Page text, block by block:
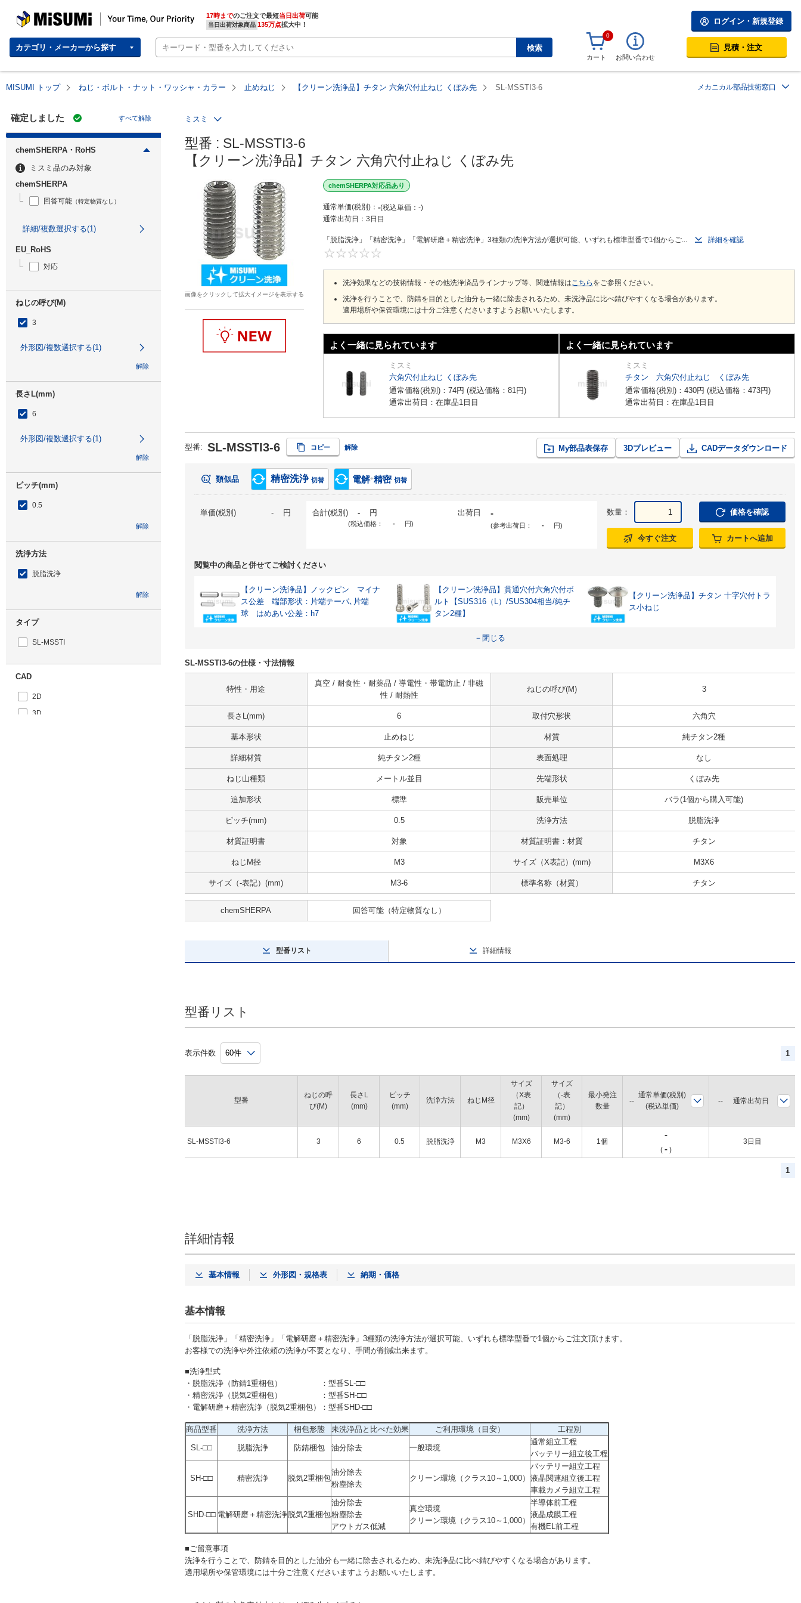
MISUMI | Your Time, Our Priority 17時までのご注文で最短当日出荷
当日出荷対象商品 135万点拡大中！
カテゴリ・メーカーから探す 検索
ログイン・新規登録
0
カート お問い合わせ
見積・注文
MISUMI トップ ねじ・ボルト・ナット・ワッシャ・カラー 止めねじ 【クリーン洗浄品】チタン 六角穴付止ねじ くぼみ先 SL-MSSTI3-6 メカニカル部品技術窓口
確定しました すべて解除
chemSHERPA・RoHS
ミスミ品のみ対象
chemSHERPA
回答可能 （特定物質なし）
詳細/複数選択する(1)
EU_RoHS
対応
ねじの呼び(M)
3
外形図/複数選択する(1)
解除
長さL(mm)
6
外形図/複数選択する(1)
解除
ピッチ(mm)
0.5
解除
洗浄方法
脱脂洗浄
解除
タイプ
SL-MSSTI
CAD
2D
3D
ミスミ
型番 : SL-MSSTI3-6
【クリーン洗浄品】チタン 六角穴付止ねじ くぼみ先
画像をクリックして拡大イメージを表示する
chemSHERPA対応品あり
通常単価(税別) - 税込単価
-
通常出荷日： 3日目
「脱脂洗浄」「精密洗浄」「電解研磨＋精密洗浄」3種類の洗浄方法が選択可能、いずれも標準型番で1個からご...
詳細を確認
洗浄効果などの技術情報・その他洗浄済品ラインナップ等、関連情報はこちら をご参照ください。
洗浄を行うことで、防錆を目的とした油分も一緒に除去されるため、未洗浄品に比べ錆びやすくなる場合があります。
適用場所や保管環境には十分ご注意くださいますようお願いいたします。
よく一緒に見られています
ミスミ
六角穴付止ねじ くぼみ先
通常価格(税別)： 74円 (税込価格： 81円)
通常出荷日：在庫品1日目
よく一緒に見られています
ミスミ
チタン 六角穴付止ねじ くぼみ先
通常価格(税別)： 430円 (税込価格： 473円)
通常出荷日：在庫品1日目
型番: SL-MSSTI3-6 コピー 解除 My部品表保存 3Dプレビュー CADデータダウンロード
類似品 精密洗浄 切替 電解+精密 切替
単価(税別) - 円 合計(税別) - 円
(税込価格： - 円)
出荷日 -
(参考出荷日： - 円)
数量： 価格を確認
今すぐ注文 カートへ追加
閲覧中の商品と併せてご検討ください
【クリーン洗浄品】ノックピン マイナ
ス公差 端部形状：片端テーパ､片端
球 はめあい公差：h7
【クリーン洗浄品】貫通穴付六角穴付ボ
ルト【SUS316（L）/SUS304相当/純チ
タン2種】
【クリーン洗浄品】チタン 十字穴付トラ
ス小ねじ
－閉じる
SL-MSSTI3-6の仕様・寸法情報
特性・用途
真空 / 耐食性・耐薬品 / 導電性・帯電防止 / 非磁
性 / 耐熱性
ねじの呼び(M) 3
長さL(mm) 6 取付穴形状 六角穴
基本形状 止めねじ 材質 純チタン2種
詳細材質 純チタン2種 表面処理 なし
ねじ山種類 メートル並目 先端形状 くぼみ先
追加形状 標準 販売単位 バラ(1個から購入可能)
ピッチ(mm) 0.5 洗浄方法 脱脂洗浄
材質証明書 対象 材質証明書：材質 チタン
ねじM径 M3 サイズ（X表記）(mm) M3X6
サイズ（-表記）(mm) M3-6 標準名称（材質） チタン
chemSHERPA 回答可能（特定物質なし）
型番リスト 詳細情報
型番リスト
表示件数 1
型番
SL-MSSTI3-6
ねじの呼
び(M)
長さL
(mm)
ピッチ
(mm)
洗浄方法 ねじM径
サイズ
（X表
記）
(mm)
サイズ
（-表
記）
(mm)
最小発注
数量
3 6 0.5 脱脂洗浄 M3 M3X6 M3-6 1個
通常単価(税別)
(税込単価)
通常出荷日
-
( - )
3日目
1
詳細情報
基本情報 外形図・規格表 納期・価格
基本情報
「脱脂洗浄」「精密洗浄」「電解研磨＋精密洗浄」3種類の洗浄方法が選択可能、いずれも標準型番で1個からご注文頂けます。
お客様での洗浄や外注依頼の洗浄が不要となり、手間が削減出来ます。
■洗浄型式
・脱脂洗浄（防錆1重梱包）
：型番SL-□□
・精密洗浄（脱気2重梱包）
：型番SH-□□
・電解研磨＋精密洗浄（脱気2重梱包）
：型番SHD-□□
商品型番 洗浄方法 梱包形態 未洗浄品と比べた効果 ご利用環境（目安） 工程別
SL-□□ 脱脂洗浄 防錆梱包 油分除去 一般環境
通常組立工程
バッテリー組立後工程
SH-□□ 精密洗浄 脱気2重梱包
油分除去
粉塵除去
クリーン環境（クラス10～1,000）
バッテリー組立工程
液晶関連組立後工程
車載カメラ組立工程
SHD-□□ 電解研磨＋精密洗浄脱気2重梱包
油分除去
粉塵除去
アウトガス低減
真空環境
クリーン環境（クラス10～1,000）
半導体前工程
液晶成膜工程
有機EL前工程
■ご留意事項
洗浄を行うことで、防錆を目的とした油分も一緒に除去されるため、未洗浄品に比べ錆びやすくなる場合があります。
適用場所や保管環境には十分ご注意くださいますようお願いいたします。